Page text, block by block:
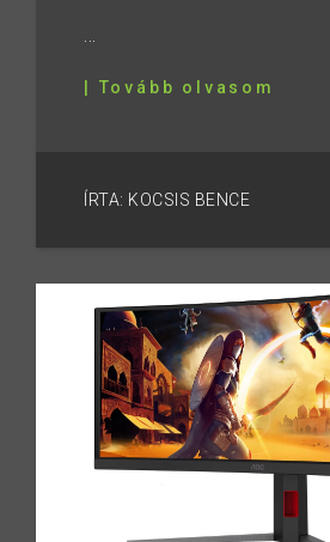
...
| Tovább olvasom
ÍRTA: KOCSIS BENCE